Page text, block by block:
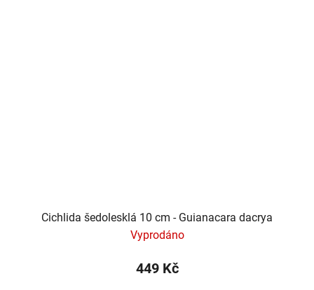
Cichlida šedolesklá 10 cm - Guianacara dacrya
Vyprodáno
449 Kč